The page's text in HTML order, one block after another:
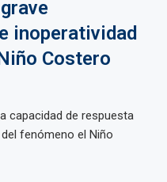
inoperatividad
Costero
capacidad de respuesta
fenómeno el Niño